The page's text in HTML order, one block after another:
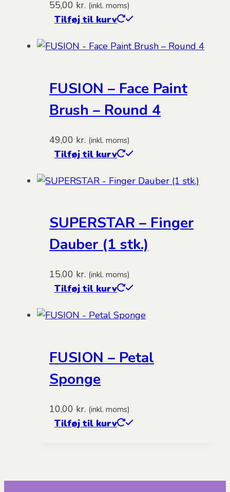
55,00 kr. (inkl. moms)
Tilføj til kurv
FUSION – Face Paint
Brush – Round 4
49,00 kr. (inkl. moms)
Tilføj til kurv
SUPERSTAR – Finger
Dauber (1 stk.)
15,00 kr. (inkl. moms)
Tilføj til kurv
FUSION – Petal
Sponge
10,00 kr. (inkl. moms)
Tilføj til kurv